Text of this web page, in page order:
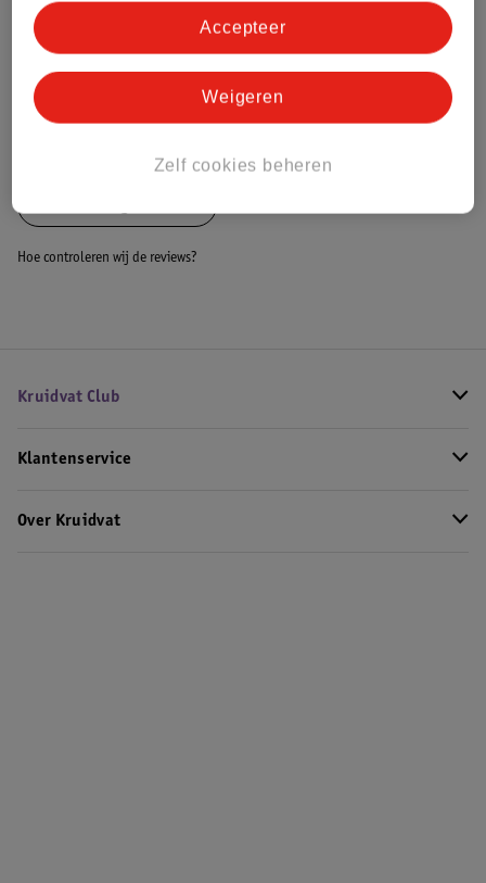
Bestel & Bezorginformatie
Hoe controleren wij de reviews?
Kruidvat Club
Klantenservice
Over Kruidvat
Zelf cookies beheren
Weigeren
Accepteer